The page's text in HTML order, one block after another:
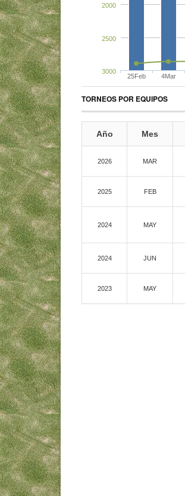
25Feb 4Mar
2000
2500
3000
TORNEOS POR EQUIPOS
Año Mes
2026 MAR
2025 FEB
2024 MAY
2024 JUN
2023 MAY